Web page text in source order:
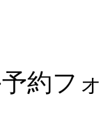
約フ